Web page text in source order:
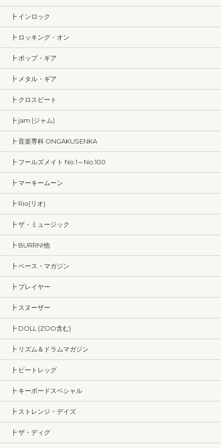
┣ インロック
┣ ロッキング・オン
┣ ポップ・ギア
┣ メタル・ギア
┣ クロスビート
┣ jam (ジャム)
┣ 音楽専科 ONGAKUSENKA
┣ フールズメイト No.1～No.100
┣ マーキームーン
┣ Rio(リオ)
┣ ザ・ミュージック
┣ BURRN!他
┣ ベース・マガジン
┣ プレイヤー
┣ スヌーザー
┣ DOLL (ZOO含む)
┣ リズム＆ドラムマガジン
┣ ビートレッグ
┣ キーボードスペシャル
┣ ストレンジ・デイズ
┣ ザ・ディグ